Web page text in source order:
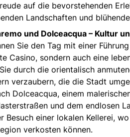
auf die bevorstehenden
Landschaften und
und Dolceacqua – Kultur
Sie den Tag mit einer
Casino, sondern auch eine
durch die orientalisch
verzaubern, die die Stadt
Dolceacqua, einem
und dem endlosen
Besuch einer lokalen Kellerei,
verkosten können.